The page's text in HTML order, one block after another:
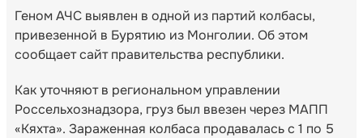
Геном АЧС выявлен в одной из партий колбасы,
привезенной в Бурятию из Монголии. Об этом
сообщает сайт правительства республики.
Как уточняют в региональном управлении
Россельхознадзора, груз был ввезен через МАПП
«Кяхта». Зараженная колбаса продавалась с 1 по 5